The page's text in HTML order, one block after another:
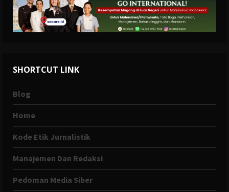
SHORTCUT LINK
Blog
Home
Kode Etik Jurnalistik
Manajemen Dan Redaksi
Pedoman Media Siber